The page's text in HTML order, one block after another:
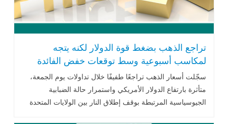
تراجع الذهب بضغط قوة الدولار لكنه يتجه
لمكاسب أسبوعية وسط توقعات خفض الفائدة
الأمريكية
سجّلت أسعار الذهب تراجعًا طفيفًا خلال تداولات يوم الجمعة،
متأثرة بارتفاع الدولار الأمريكي واستمرار حالة الضبابية
الجيوسياسية المرتبطة بوقف إطلاق النار بين الولايات المتحدة